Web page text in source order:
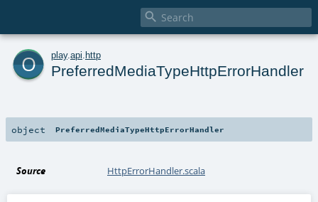

o play. api http
PreferredMediaTypeHttpErrorHandler
object PreferredMediaTypeHttpErrorHandler
Source HttpErrorHandler.scala